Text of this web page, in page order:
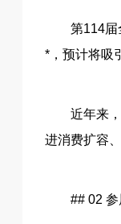
第114届
*，预计将吸
近年来
进消费扩容
## 02